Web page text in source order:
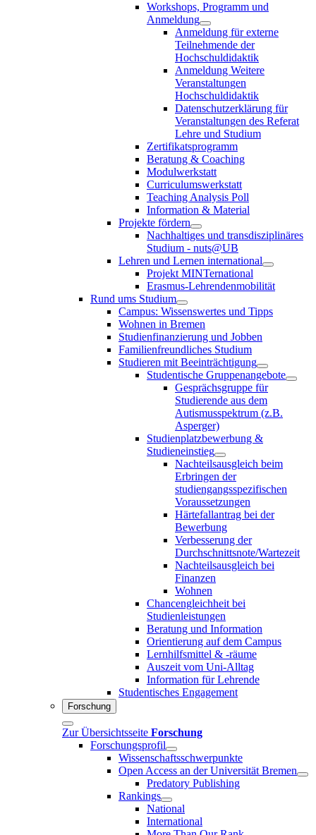
Workshops, Programm und
Anmeldung
Anmeldung für externe
Teilnehmende der
Hochschuldidaktik
Anmeldung Weitere
Veranstaltungen
Hochschuldidaktik
Datenschutzerklärung für
Veranstaltungen des Referat
Lehre und Studium
Zertifikatsprogramm
Beratung & Coaching
Modulwerkstatt
Curriculumswerkstatt
Teaching Analysis Poll
Information & Material
Projekte fördern
Nachhaltiges und transdisziplinäres
Studium - nuts@UB
Lehren und Lernen international
Projekt MINTernational
Erasmus-Lehrendenmobilität
Rund ums Studium
Campus: Wissenswertes und Tipps
Wohnen in Bremen
Studienfinanzierung und Jobben
Familienfreundliches Studium
Studieren mit Beeinträchtigung
Studentische Gruppenangebote
Gesprächsgruppe für
Studierende aus dem
Autismusspektrum (z.B.
Asperger)
Studienplatzbewerbung &
Studieneinstieg
Nachteilsausgleich beim
Erbringen der
studiengangsspezifischen
Voraussetzungen
Härtefallantrag bei der
Bewerbung
Verbesserung der
Durchschnittsnote/Wartezeit
Nachteilsausgleich bei
Finanzen
Wohnen
Chancengleichheit bei
Studienleistungen
Beratung und Information
Orientierung auf dem Campus
Lernhilfsmittel & -räume
Auszeit vom Uni-Alltag
Information für Lehrende
Studentisches Engagement
Forschung
Zur Übersichtsseite Forschung
Forschungsprofil
Wissenschaftsschwerpunkte
Open Access an der Universität Bremen
Predatory Publishing
Rankings
National
International